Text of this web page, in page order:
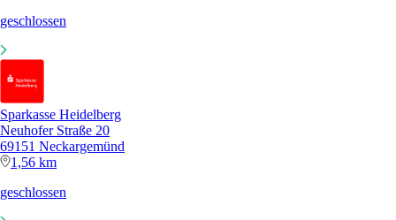
geschlossen
Sparkasse Heidelberg
Neuhofer Straße 20
69151 Neckargemünd
1,56 km
geschlossen